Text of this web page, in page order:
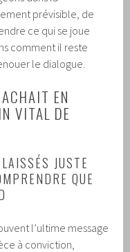
prévisible, de
ce qui se joue
comment il reste
le dialogue.
EN
VITAL DE
JUSTE
QUE
l’ultime message
à conviction,